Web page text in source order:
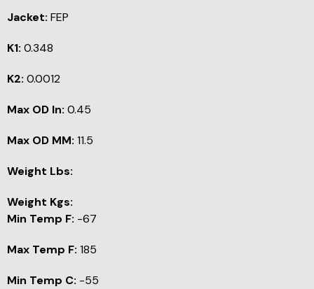
Jacket: FEP
K1: 0.348
K2: 0.0012
Max OD In: 0.45
Max OD MM: 11.5
Weight Lbs:
Weight Kgs:
Min Temp F: -67
Max Temp F: 185
Min Temp C: -55